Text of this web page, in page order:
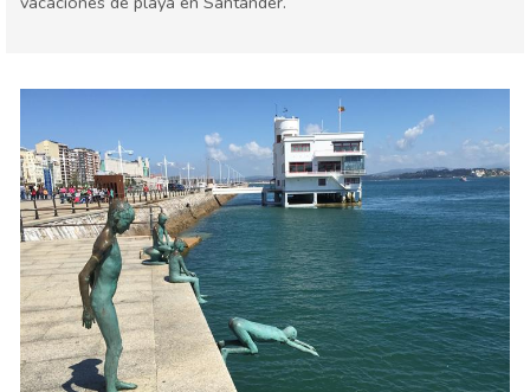
Deporte & aventura
Familia & niños
Museos & Arte
Naturaleza & aire libre
Playas